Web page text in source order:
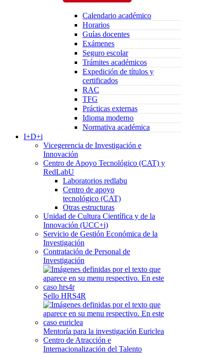
Calendario académico
Horarios
Guías docentes
Exámenes
Seguro escolar
Trámites académicos
Expedición de títulos y
certificados
RAC
TFG
Prácticas externas
Idioma moderno
Normativa académica
I+D+i
Vicegerencia de Investigación e
Innovación
Centro de Apoyo Tecnológico (CAT) y
RedLabU
Laboratorios redlabu
Centro de apoyo
tecnológico (CAT)
Otras estructuras
Unidad de Cultura Científica y de la
Innovación (UCC+i)
Servicio de Gestión Económica de la
Investigación
Contratación de Personal de
Investigación
Sello HRS4R
Mentoría para la investigación Euriclea
Centro de Atracción e
Internacionalización del Talento